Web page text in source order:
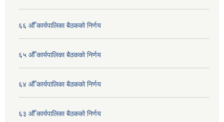
६६ औँ कार्यपालिका बैठकको निर्णय
६५ औँ कार्यपालिका बैठकको निर्णय
६४ औँ कार्यपालिका बैठकको निर्णय
६३ औँ कार्यपालिका बैठकको निर्णय